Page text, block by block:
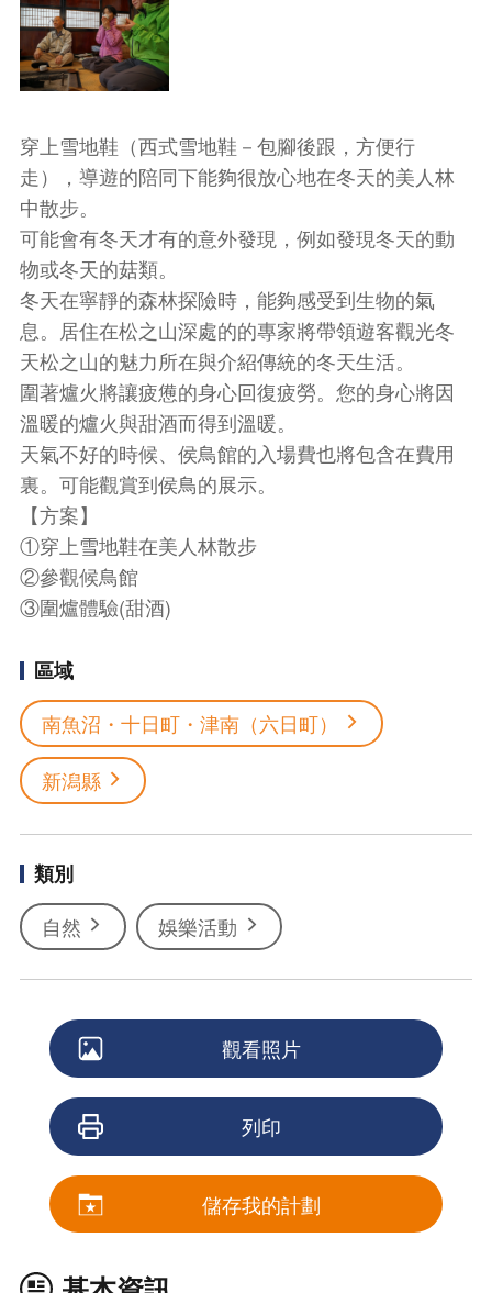
穿上雪地鞋（西式雪地鞋－包腳後跟，方便行
走），導遊的陪同下能夠很放心地在冬天的美人林
中散步。
可能會有冬天才有的意外發現，例如發現冬天的動
物或冬天的菇類。
冬天在寧靜的森林探險時，能夠感受到生物的氣
息。居住在松之山深處的的專家將帶領遊客觀光冬
天松之山的魅力所在與介紹傳統的冬天生活。
圍著爐火將讓疲憊的身心回復疲勞。您的身心將因
溫暖的爐火與甜酒而得到溫暖。
天氣不好的時候、侯鳥館的入場費也將包含在費用
裏。可能觀賞到侯鳥的展示。
【方案】
①穿上雪地鞋在美人林散步
②參觀候鳥館
③圍爐體驗(甜酒)
區域
南魚沼・十日町・津南（六日町）
新潟縣
類別
自然
娛樂活動
觀看照片
列印
儲存我的計劃